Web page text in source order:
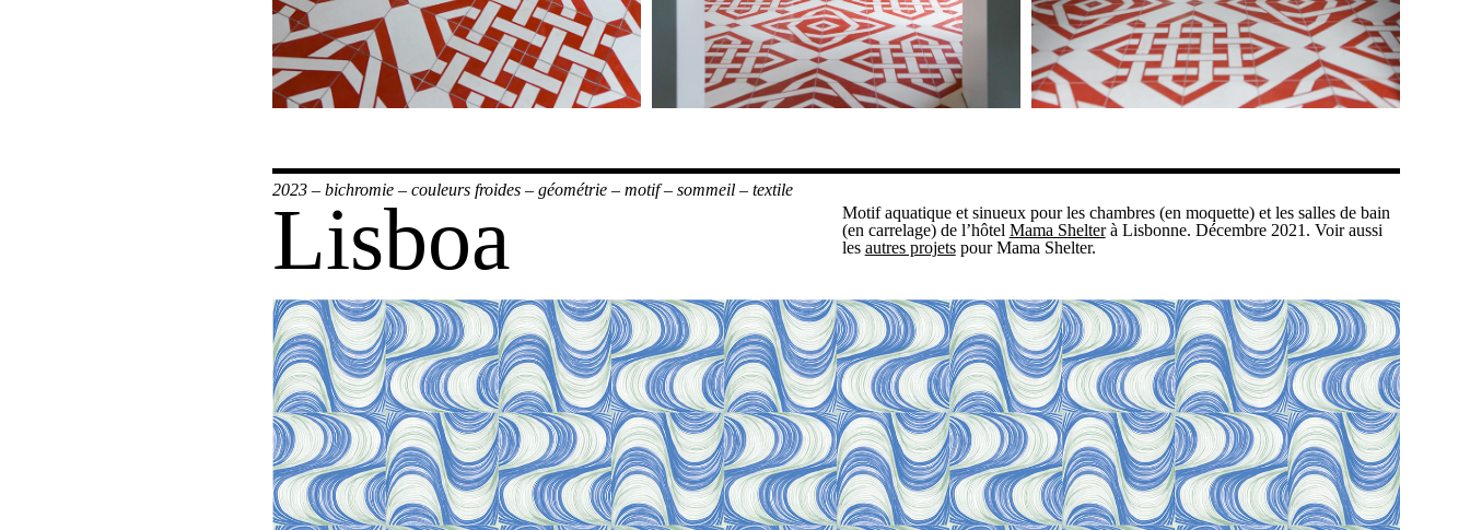
2023 – bichromie – couleurs froides – géométrie – motif– sommeil – textile
Lisboa
Motif aquatique et sinueux pour les chambres (en moquette) et les salles de bain
(en carrelage) de l’hôtel Mama Shelterà Lisbonne. Décembre 2021. Voir aussi
les autres projetspour Mama Shelter.